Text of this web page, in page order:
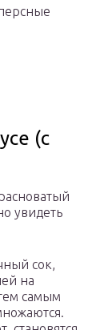
(с
увидеть
сок,
на
самым